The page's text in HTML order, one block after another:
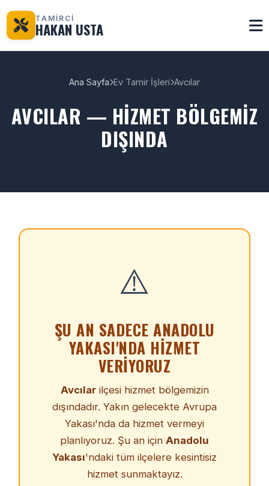
TAMİRCİ
HAKAN USTA
Ana Sayfa Ev Tamir İşleri Avcılar
AVCILAR — HIZMET BÖLGEMIZ
DIŞINDA
⚠️
ŞU AN SADECE ANADOLU
YAKASI'NDA HIZMET
VERIYORUZ
Avcılarilçesi hizmet bölgemizin
dışındadır. Yakın gelecekte Avrupa
Yakası'nda da hizmet vermeyi
planlıyoruz. Şu an için Anadolu
Yakası'ndaki tüm ilçelere kesintisiz
hizmet sunmaktayız.